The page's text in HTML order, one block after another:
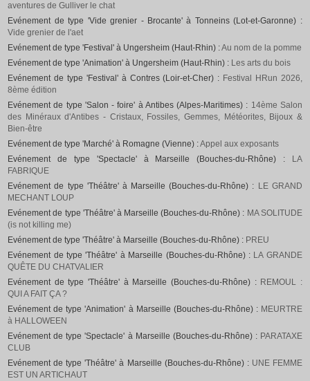
aventures de Gulliver le chat
Evénement de type 'Vide grenier - Brocante' à Tonneins (Lot-et-Garonne) :
Vide grenier de l'aet
Evénement de type 'Festival' à Ungersheim (Haut-Rhin) :Au nom de la pomme
Evénement de type 'Animation' à Ungersheim (Haut-Rhin) : Les arts du bois
Evénement de type 'Festival' à Contres (Loir-et-Cher) : Festival HRun 2026,
8ème édition
Evénement de type 'Salon - foire' à Antibes (Alpes-Maritimes) : 14ème Salon
des Minéraux d'Antibes - Cristaux, Fossiles, Gemmes, Météorites, Bijoux &
Bien-être
Evénement de type 'Marché' à Romagne (Vienne) :Appel aux exposants
Evénement de type 'Spectacle' à Marseille (Bouches-du-Rhône) :
LA
FABRIQUE
Evénement de type 'Théâtre' à Marseille (Bouches-du-Rhône) : LE GRAND
MECHANT LOUP
Evénement de type 'Théâtre' à Marseille (Bouches-du-Rhône) : MA SOLITUDE
(is not killing me)
Evénement de type 'Théâtre' à Marseille (Bouches-du-Rhône) : PREU
Evénement de type 'Théâtre' à Marseille (Bouches-du-Rhône) : LA GRANDE
QUÊTE DU CHATVALIER
Evénement de type 'Théâtre' à Marseille (Bouches-du-Rhône) : REMOUL :
QUI A FAIT ÇA ?
Evénement de type 'Animation' à Marseille (Bouches-du-Rhône) : MEURTRE
à HALLOWEEN
Evénement de type 'Spectacle' à Marseille (Bouches-du-Rhône) : PARATAXE
CLUB
Evénement de type 'Théâtre' à Marseille (Bouches-du-Rhône) : UNE FEMME
EST UN ARTICHAUT